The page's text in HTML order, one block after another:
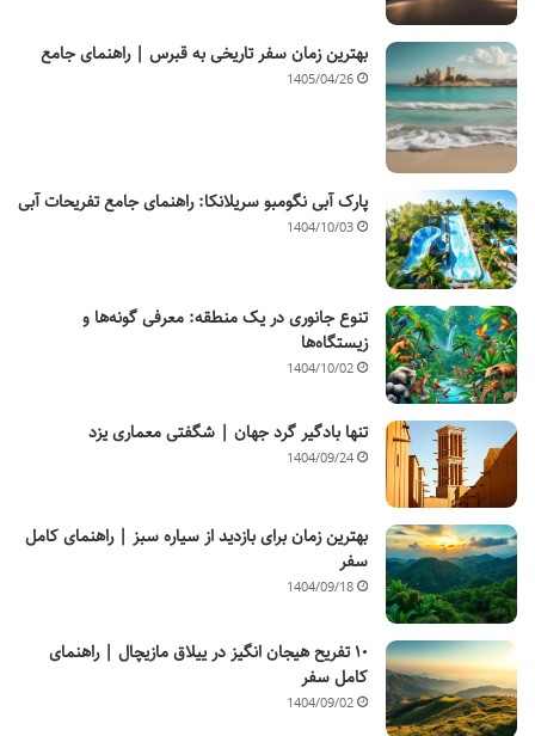
بهترین زمان سفر تاریخی به قبرس | راهنمای جامع
1405/04/26
پارک آبی نگومبو سریلانکا: راهنمای جامع تفریحات آبی
1404/10/03
تنوع جانوری در یک منطقه: معرفی گونه‌ها و
زیستگاه‌ها
1404/10/02
تنها بادگیر گرد جهان | شگفتی معماری یزد
1404/09/24
بهترین زمان برای بازدید از سیاره سبز | راهنمای کامل
سفر
1404/09/18
۱۰ تفریح هیجان انگیز در ییلاق مازیچال | راهنمای
کامل سفر
1404/09/02